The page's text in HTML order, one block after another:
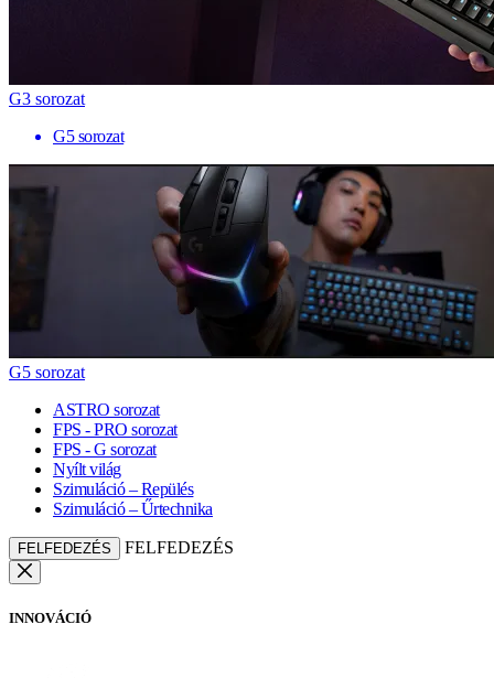
G3 sorozat
G5 sorozat
G5 sorozat
ASTRO sorozat
FPS - PRO sorozat
FPS - G sorozat
Nyílt világ
Szimuláció – Repülés
Szimuláció – Űrtechnika
FELFEDEZÉS FELFEDEZÉS
INNOVÁCIÓ